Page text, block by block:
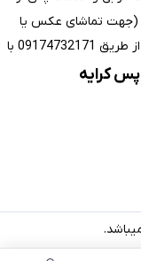
(جهت تماشای عکس یا
فیلم کالای موردنظرتان، راهنمایی و مشاوره خرید از طریق 09174732171 با
کرایه